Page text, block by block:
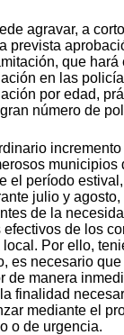
agravar, a
prevista
que
en las
por edad,
número de
municipios
el período
julio y
de la
de los
Por ello,
es necesario
de manera
finalidad
mediante el
o de urgencia.